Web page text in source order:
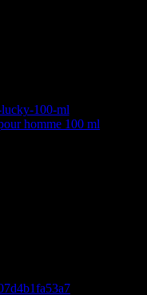
homme 100 ml